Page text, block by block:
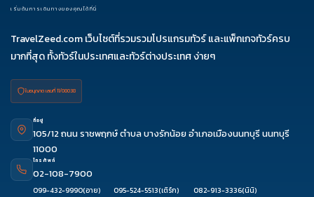
ดูรีวิว โทรจองทัวร์ จองผ่านแชท จองผ่านไลน์
เริ่มต้นการเดินทางของคุณได้ที่นี่
TravelZeed.com เว็บไซต์ที่รวมรวมโปรแกรมทัวร์ และแพ็กเกจทัวร์ครบ
มากที่สุด ทั้งทัวร์ในประเทศและทัวร์ต่างประเทศ ง่ายๆ
ใบอนุญาต เลขที่ 11/08038
ที่อยู่
105/12 ถนน ราชพฤกษ์ ตำบล บางรักน้อย อำเภอเมืองนนทบุรี นนทบุรี
11000
โทรศัพท์
02-108-7900
099-432-9990(อาย) 095-524-5513(เติร์ก) 082-913-3336(นินิ)